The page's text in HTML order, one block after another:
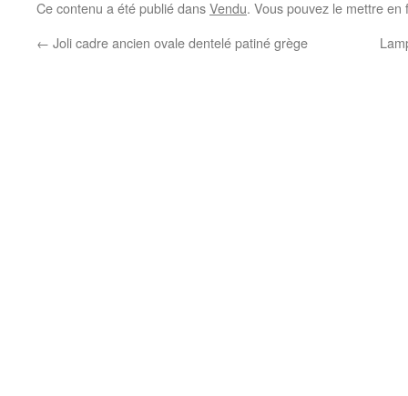
Ce contenu a été publié dansVendu. Vous pouvez le mettre
← Joli cadre ancien ovale dentelé patiné grège